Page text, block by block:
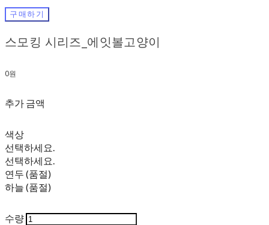
구매하기
스모킹 시리즈_에잇볼고양이
0원
추가 금액
색상
선택하세요.
선택하세요.
연두 (품절)
하늘 (품절)
수량